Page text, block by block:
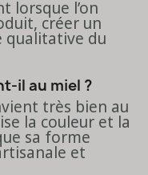
lorsque l’on
créer un
qualitative du
il au miel ?
très bien au
la couleur et la
sa forme
et